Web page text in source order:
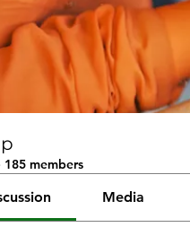
185 members
Media